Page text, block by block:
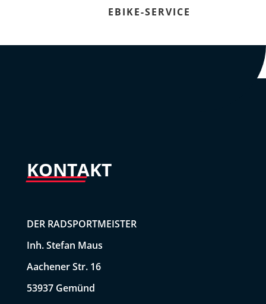
EBIKE-SERVICE
KONTAKT
DER RADSPORTMEISTER
Inh. Stefan Maus
Aachener Str. 16
53937 Gemünd